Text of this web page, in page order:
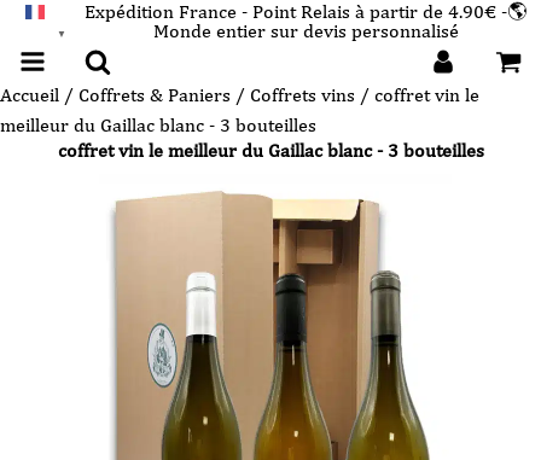
▼
Expédition France - Point Relais à partir de 4.90€ -🌎
Monde entier sur devis personnalisé
Accueil / Coffrets & Paniers / Coffrets vins / coffret vin le
meilleur du Gaillac blanc - 3 bouteilles
coffret vin le meilleur du Gaillac blanc - 3 bouteilles